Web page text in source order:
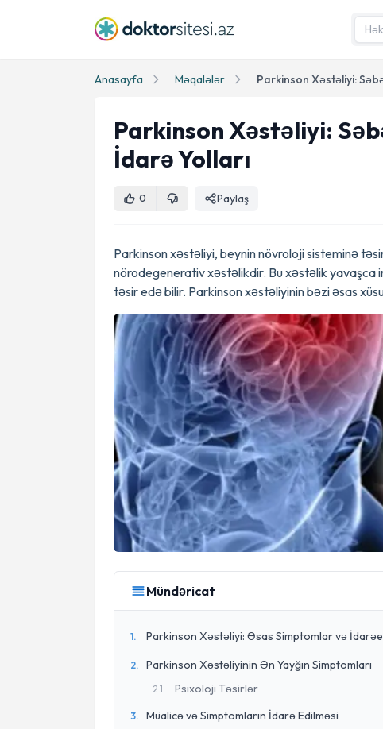
Anasayfa Məqalələr
Parkinson Xəstəliyi:
İdarə Yolları
0 Paylaş
Parkinson xəstəliyi, beynin növroloji sisteminə
nörodegenerativ xəstəlikdir. Bu xəstəlik yavaşca
təsir edə bilir. Parkinson xəstəliyinin bəzi əsas
Mündəricat
1. Parkinson Xəstəliyi: Əsas Simptomlar və
2. Parkinson Xəstəliyinin Ən Yayğın Simptomları
2.1 Psixoloji Təsirlər
3. Müalicə və Simptomların İdarə Edilməsi